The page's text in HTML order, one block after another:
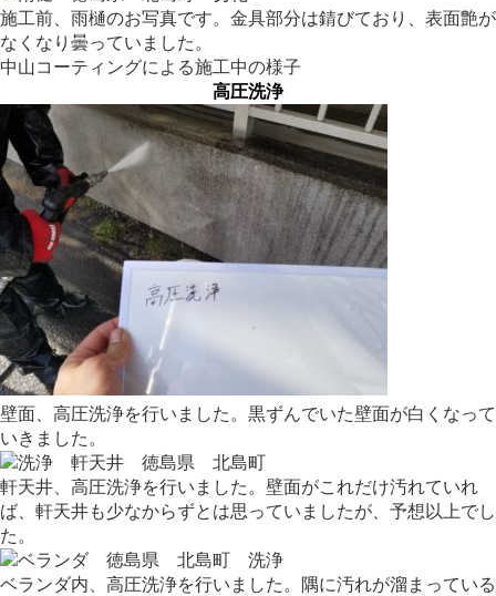
施工前、雨樋のお写真です。金具部分は錆びており、表面艶が
なくなり曇っていました。
中山コーティングによる施工中の様子
高圧洗浄
壁面、高圧洗浄を行いました。黒ずんでいた壁面が白くなって
いきました。
軒天井、高圧洗浄を行いました。壁面がこれだけ汚れていれ
ば、軒天井も少なからずとは思っていましたが、予想以上でし
た。
ベランダ内、高圧洗浄を行いました。隅に汚れが溜まっている